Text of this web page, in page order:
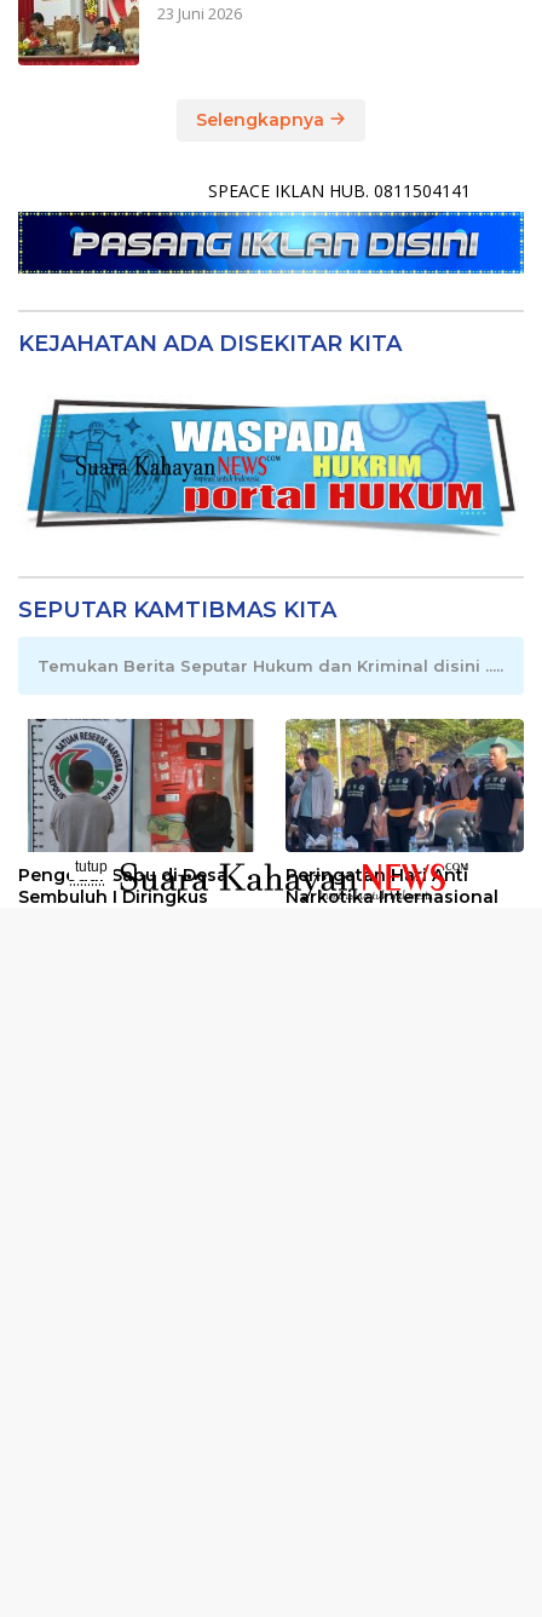
23 Juni 2026
Selengkapnya
SPEACE IKLAN HUB. 0811504141
KEJAHATAN ADA DISEKITAR KITA
SEPUTAR KAMTIBMAS KITA
Temukan Berita Seputar Hukum dan Kriminal disini .....
Pengedar Sabu di Desa
Sembuluh I Diringkus
Peringatan Hari Anti
Narkotika Internasional
tutup
..........